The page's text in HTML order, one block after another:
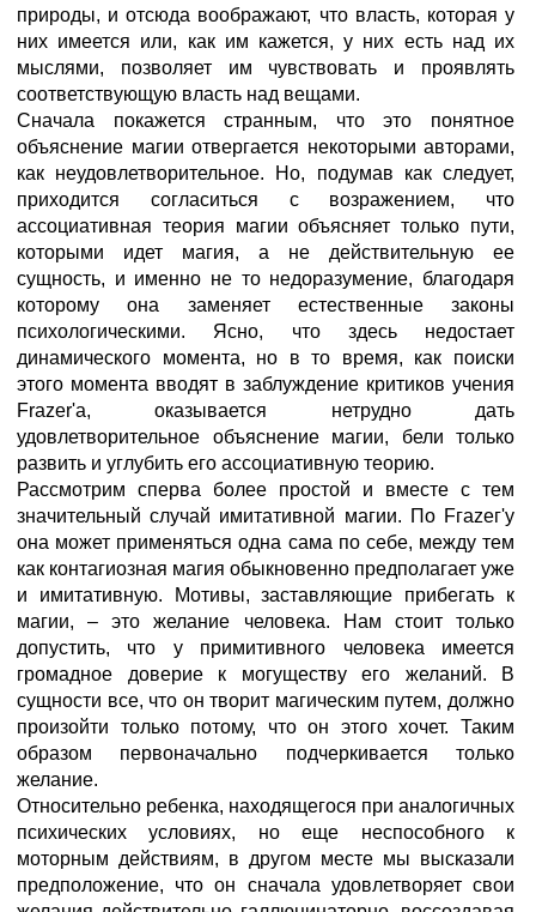
природы, и отсюда воображают, что власть, которая у
них имеется или, как им кажется, у них есть над их
мыслями, позволяет им чувствовать и проявлять
соответствующую власть над вещами.
Сначала покажется странным, что это понятное
объяснение магии отвергается некоторыми авторами,
как неудовлетворительное. Но, подумав как следует,
приходится согласиться с возражением, что
ассоциативная теория магии объясняет только пути,
которыми идет магия, а не действительную ее
сущность, и именно не то недоразумение, благодаря
которому она заменяет естественные законы
психологическими. Ясно, что здесь недостает
динамического момента, но в то время, как поиски
этого момента вводят в заблуждение критиков учения
Frazer'a, оказывается нетрудно дать
удовлетворительное объяснение магии, бели только
развить и углубить его ассоциативную теорию.
Рассмотрим сперва более простой и вместе с тем
значительный случай имитативной магии. По Fгаzег'у
она может применяться одна сама по себе, между тем
как контагиозная магия обыкновенно предполагает уже
и имитативную. Мотивы, заставляющие прибегать к
магии, – это желание человека. Нам стоит только
допустить, что у примитивного человека имеется
громадное доверие к могуществу его желаний. В
сущности все, что он творит магическим путем, должно
произойти только потому, что он этого хочет. Таким
образом первоначально подчеркивается только
желание.
Относительно ребенка, находящегося при аналогичных
психических условиях, но еще неспособного к
моторным действиям, в другом месте мы высказали
предположение, что он сначала удовлетворяет свои